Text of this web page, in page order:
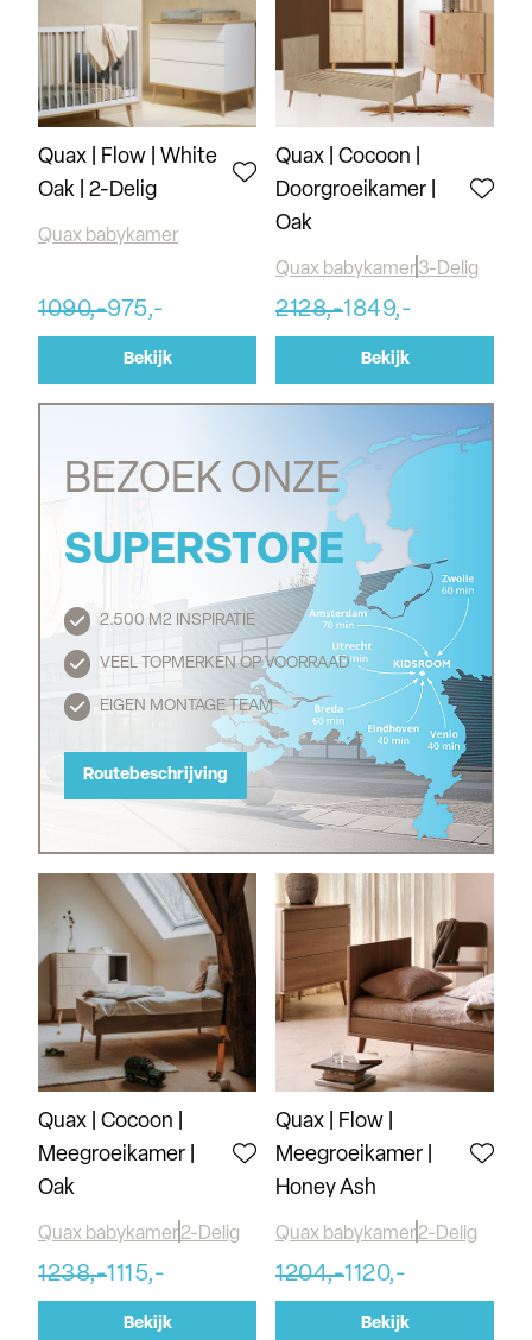
Quax | Flow | White
Oak | 2-Delig
Quax babykamer
1090,-975,-
Bekijk
Quax | Cocoon |
Doorgroeikamer |
Oak
Quax babykamer3-Delig
2128,-1849,-
Bekijk
BEZOEK ONZE
SUPERSTORE
2.500 M2 INSPIRATIE
VEEL TOPMERKEN OP VOORRAAD
EIGEN MONTAGE TEAM
Routebeschrijving
Routebeschrijving
Quax | Cocoon |
Meegroeikamer |
Oak
Quax babykamer2-Delig
1238,-1115,-
Bekijk
Quax | Flow |
Meegroeikamer |
Honey Ash
Quax babykamer2-Delig
1204,-1120,-
Bekijk